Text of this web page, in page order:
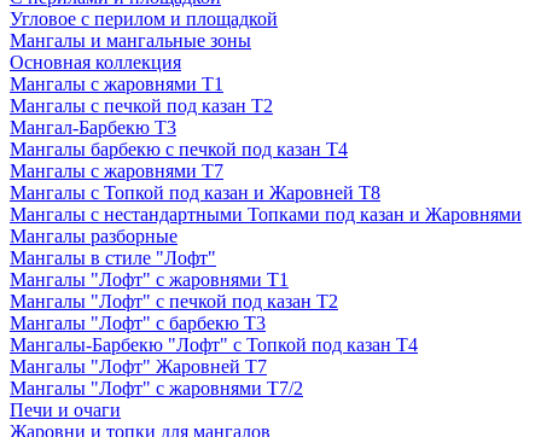
Угловое с перилом и площадкой
Мангалы и мангальные зоны
Основная коллекция
Мангалы с жаровнями Т1
Мангалы с печкой под казан Т2
Мангал-Барбекю Т3
Мангалы барбекю с печкой под казан Т4
Мангалы с жаровнями Т7
Мангалы с Топкой под казан и Жаровней Т8
Мангалы с нестандартными Топками под казан и Жаровнями
Мангалы разборные
Мангалы в стиле "Лофт"
Мангалы "Лофт" с жаровнями Т1
Мангалы "Лофт" с печкой под казан Т2
Мангалы "Лофт" с барбекю Т3
Мангалы-Барбекю "Лофт" с Топкой под казан Т4
Мангалы "Лофт" Жаровней Т7
Мангалы "Лофт" с жаровнями Т7/2
Печи и очаги
Жаровни и топки для мангалов